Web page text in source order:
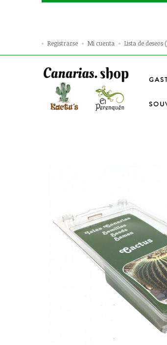
Registrarse Mi cuenta Lista de deseos